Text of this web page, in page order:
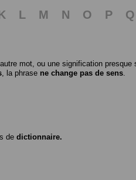
L M N O P Q
mot, ou une signification presque
, la phrase ne change pas de sens
de dictionnaire.